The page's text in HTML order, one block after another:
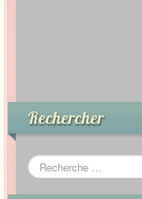
Rechercher